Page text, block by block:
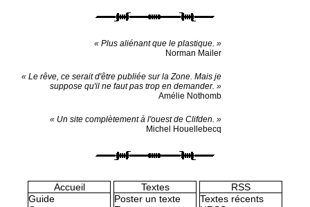
« Plus aliénant que le plastique. »
Norman Mailer
« Le rêve, ce serait d'être publiée sur la Zone. Mais je
suppose qu'il ne faut pas trop en demander. »
Amélie Nothomb
« Un site complètement à l'ouest de Clifden. »
Michel Houellebecq
Accueil
Guide
Textes
Poster un texte
RSS
Textes récents